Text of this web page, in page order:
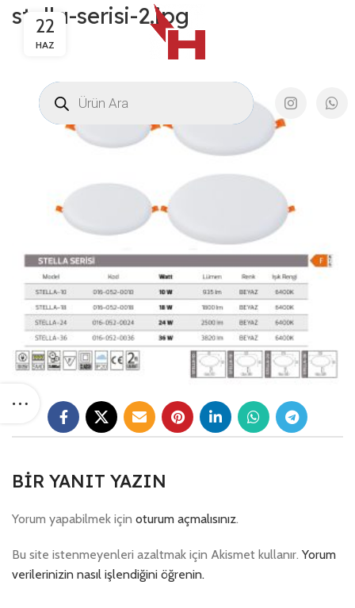
stella-serisi-2.jpg
22
HAZ
BIR YANIT YAZIN
Yorum yapabilmek için oturum açmalısınız.
Bu site istenmeyenleri azaltmak için Akismet kullanır. Yorum
verilerinizin nasıl işlendiğini öğrenin.